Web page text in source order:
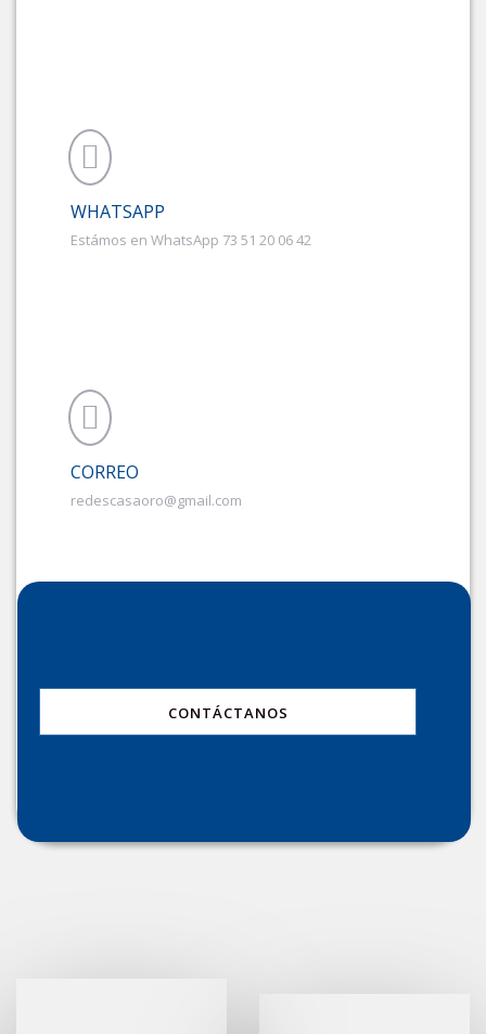
WHATSAPP
Estámos en WhatsApp 73 51 20 06 42
CORREO
redescasaoro@gmail.com
CONTÁCTANOS